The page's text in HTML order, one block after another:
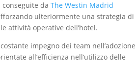
da The Westin Madrid
ulteriormente una strategia di
attività operative dell’hotel.
impegno dei team nell’adozione
all’efficienza nell’utilizzo delle